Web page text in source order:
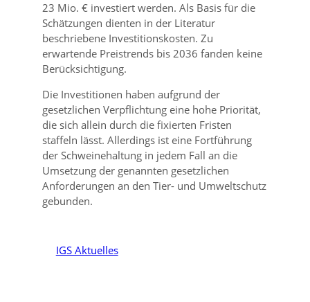
23 Mio. € investiert werden. Als Basis für die
Schätzungen dienten in der Literatur
beschriebene Investitionskosten. Zu
erwartende Preistrends bis 2036 fanden keine
Berücksichtigung.
Die Investitionen haben aufgrund der
gesetzlichen Verpflichtung eine hohe Priorität,
die sich allein durch die fixierten Fristen
staffeln lässt. Allerdings ist eine Fortführung
der Schweinehaltung in jedem Fall an die
Umsetzung der genannten gesetzlichen
Anforderungen an den Tier- und Umweltschutz
gebunden.
IGS Aktuelles